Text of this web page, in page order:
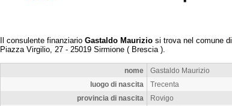
Il consulente finanziario Gastaldo Maurizio si trova nel comune di
Piazza Virgilio, 27 - 25019 Sirmione ( Brescia ).
nome
Gastaldo Maurizio
luogo di nascita
Trecenta
provincia di nascita
Rovigo